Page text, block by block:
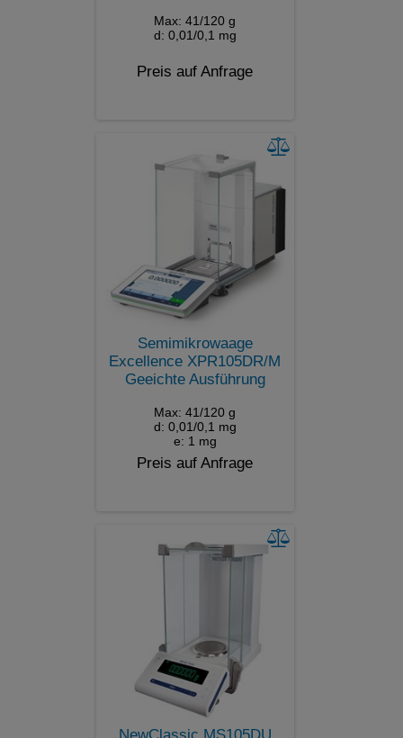
Max: 41/120 g
d: 0,01/0,1 mg
Preis auf Anfrage
Semimikrowaage
Excellence XPR105DR/M
Geeichte Ausführung
Max: 41/120 g
d: 0,01/0,1 mg
e: 1 mg
Preis auf Anfrage
NewClassic MS105DU